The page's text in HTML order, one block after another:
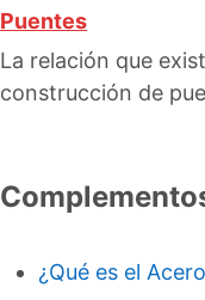
Puentes
La relación que
construcción de
¿Qué es el